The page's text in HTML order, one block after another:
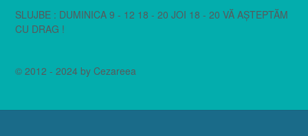
SLUJBE : DUMINICA 9 - 12 18 - 20 JOI 18 - 20 VĂ AȘTEPTĂM
CU DRAG !
© 2012 - 2024 by Cezareea